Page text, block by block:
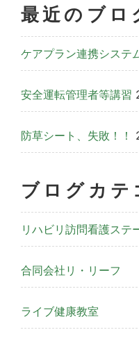
最近のブロ
ケアプラン連携システ
安全運転管理者等講習
防草シート、失敗！！
ブログカテ
リハビリ訪問看護ステ
合同会社リ・リーフ
ライブ健康教室